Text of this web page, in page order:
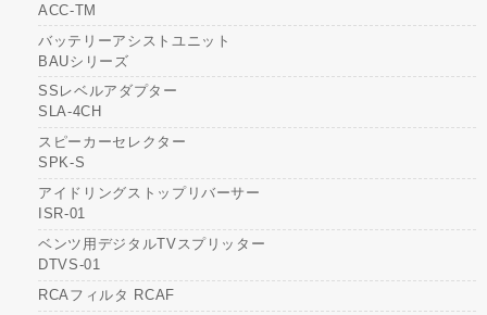
ACC-TM
バッテリーアシストユニット
BAUシリーズ
SSレベルアダプター
SLA-4CH
スピーカーセレクター
SPK-S
アイドリングストップリバーサー
ISR-01
ベンツ用デジタルTVスプリッター
DTVS-01
RCAフィルタ RCAF